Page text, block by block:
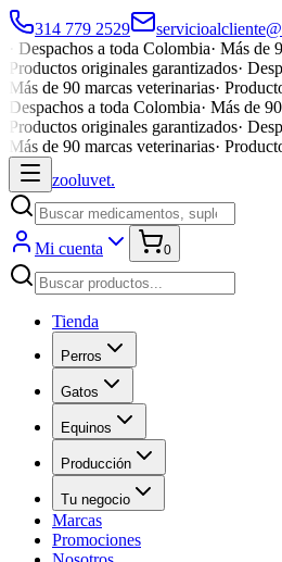
314 779 2529
Despachos a toda Colombia· Más de
Productos originales garantizados·
Más de 90 marcas veterinarias·
Despachos a toda Colombia· Más de
Productos originales garantizados·
Más de 90 marcas veterinarias·
zooluvet.
Mi cuenta 0
Tienda
Perros
Gatos
Equinos
Producción
Tu negocio
Marcas
Promociones